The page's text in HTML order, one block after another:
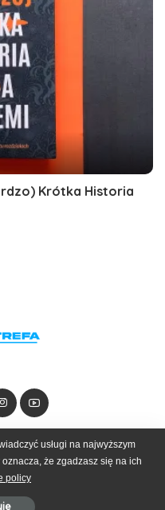
Krótka Historia
Reklama
Goobrand
usługi na najwyższym
że zgadzasz się na ich
policy